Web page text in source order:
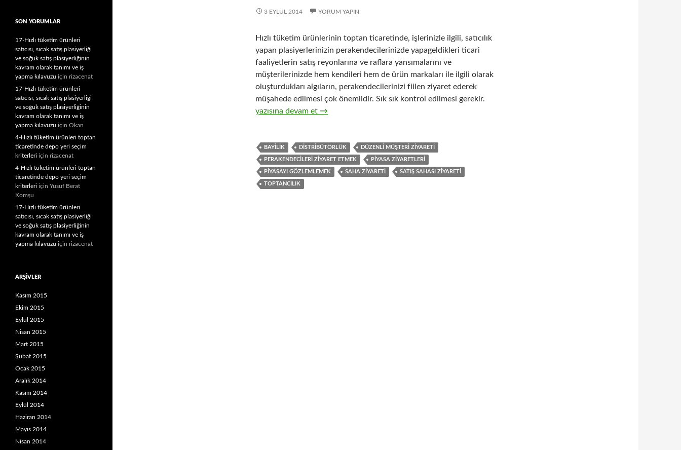
3 EYLÜL 2014 YORUM YAPIN
Hızlı tüketim ürünlerinin toptan ticaretinde, işlerinizle ilgili, satıcılık
yapan plasiyerlerinizin perakendecilerinizde yapageldikleri ticari
faaliyetlerin satış reyonlarına ve raflara yansımalarını ve
müşterilerinizde hem kendileri hem de ürün markaları ile ilgili olarak
oluşturdukları algıların, perakendecilerinizi fiilen ziyaret ederek
müşahede edilmesi çok önemlidir. Sık sık kontrol edilmesi gerekir.
18-Hızlı tüketim ürünlerinin toptan ticaretinde perakendecileri ziyaret etmenin önemi
yazısına devam et →
BAYILIK DISTRIBÜTÖRLÜK DÜZENLI MÜŞTERI ZIYARETI
PERAKENDECILERI ZIYARET ETMEK PIYASA ZIYARETLERI
PIYASAYI GÖZLEMLEMEK SAHA ZIYARETI SATIŞ SAHASI ZIYARETI
TOPTANCILIK
SON YORUMLAR
17-Hızlı tüketim ürünleri
satıcısı, sıcak satış plasiyerliği
ve soğuk satış plasiyerliğinin
kavram olarak tanımı ve iş
yapma kılavuzu için rizacenat
17-Hızlı tüketim ürünleri
satıcısı, sıcak satış plasiyerliği
ve soğuk satış plasiyerliğinin
kavram olarak tanımı ve iş
yapma kılavuzu için Okan
4-Hızlı tüketim ürünleri toptan
ticaretinde depo yeri seçim
kriterleri için rizacenat
4-Hızlı tüketim ürünleri toptan
ticaretinde depo yeri seçim
kriterleri için Yusuf Berat
Komşu
17-Hızlı tüketim ürünleri
satıcısı, sıcak satış plasiyerliği
ve soğuk satış plasiyerliğinin
kavram olarak tanımı ve iş
yapma kılavuzu için rizacenat
ARŞIVLER
Kasım 2015
Ekim 2015
Eylül 2015
Nisan 2015
Mart 2015
Şubat 2015
Ocak 2015
Aralık 2014
Kasım 2014
Eylül 2014
Haziran 2014
Mayıs 2014
Nisan 2014